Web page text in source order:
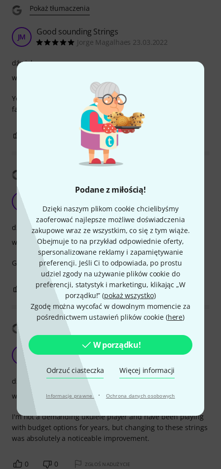
Podane z miłością!
Dzięki naszym plikom cookie chcielibyśmy
zaoferować najlepsze możliwe doświadczenia
zakupowe wraz ze wszystkim, co się z tym wiąże.
Obejmuje to na przykład odpowiednie oferty,
spersonalizowane reklamy i zapamiętywanie
preferencji. Jeśli Ci to odpowiada, po prostu
udziel zgody na używanie plików cookie do
preferencji, statystyk i marketingu, klikając „W
porządku!” (pokaż wszystko)
Zgodę można wycofać w dowolnym momencie za
pośrednictwem ustawień plików cookie (here)
W porządku!
Odrzuć ciasteczka Więcej informacji
Informacje prawne · Ochrona danych osobowych
Pokaż tłumaczenia
JM Good sounding Strings
Jorge Magalhaes 23.03.2022
You cant go wrong with Aquila strings for ukulele. Best so
far for middle/high quality sound.Good quality-price ratio.
dźwięk
wykończenie
ZGŁOŚ NADUŻYCIE
C
crea1337 16.11.2017
Great sound, nice quality.
dźwięk
wykończenie
0 ZGŁOŚ NADUŻYCIE
Pokaż tłumaczenia
Palladio 26.05.2021
I'm not a demanding ukulele player and have been playing
with budget options for years, but changing to these strings
was absolutely a noticeable improvement.
dźwięk
wykończenie
0 0 ZGŁOŚ NADUŻYCIE